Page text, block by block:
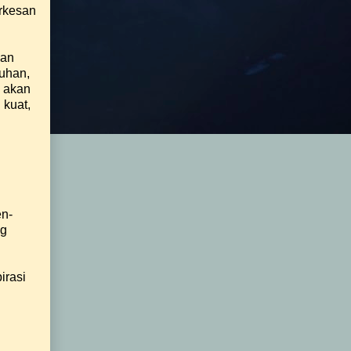
akan
kuat,